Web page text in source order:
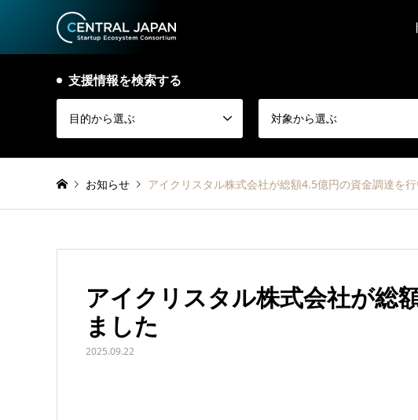
支援情報を検索する
目的から選ぶ 対象から選ぶ
お知らせ アイクリスタル株式会社が総額4.5億円の資金調達を
アイクリスタル株式会社が総
ました
2025.09.22